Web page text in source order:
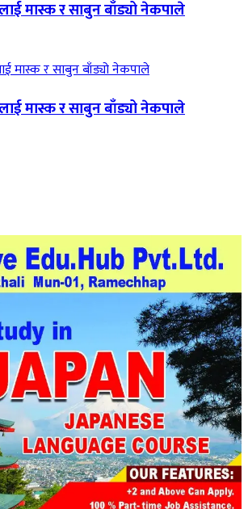
मास्क र साबुन बाँड्यो नेकपाले
मास्क र साबुन बाँड्यो नेकपाले